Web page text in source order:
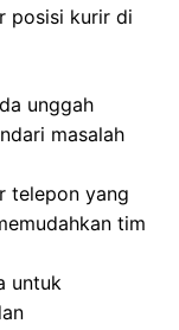
posisi kurir di
unggah
masalah
telepon yang
tim
untuk